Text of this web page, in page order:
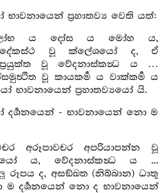
භාවනායෙන් ප්‍රහාතව්‍ය වෙති යත්:
ය දෝස ය මෝහ ය,
තදේකස්ථ වූ ක්ලේශයෝ ද, ඒ
වූ වේදනාස්කන්‍ධ ය …
වූ කායකර්‍ම ය වාක්කර්‍ම ය
භාවනායෙන් ප්‍රහාතව්‍යයෝ යි.
දර්‍ශනයෙන් - භාවනායෙන් නො ම
අරූපාවචර අපරියාපන්න වූ
ය, වේදනාස්කන්‍ධ ය ...
රූපය ද, අසඞ්ඛත (නිබ්බාන) ධාතු
ම දර්‍ශනයෙන් නො ද භාවනායෙන්